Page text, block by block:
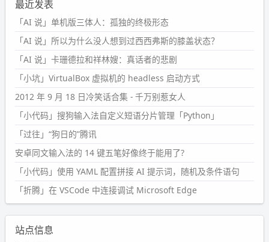
最近发表
「AI 说」单机版三体人：孤独的终极形态
「AI 说」所以为什么没人想到过西西弗斯的膝盖状态？
「AI 说」卡珊德拉和祥林嫂：真话者的悲剧
「小坑」VirtualBox 虚拟机的 headless 启动方式
2012 年 9 月 18 日冷笑话合集 - 千万别惹女人
「小代码」搜狗输入法自定义短语分片管理「Python」
「过往」“狗日的”腾讯
安卓同文输入法的 14 键五笔好像终于能用了?
「小代码」使用 YAML 配置拼接 AI 提示词，随机及条件语句
「折腾」在 VSCode 中连接调试 Microsoft Edge
站点信息